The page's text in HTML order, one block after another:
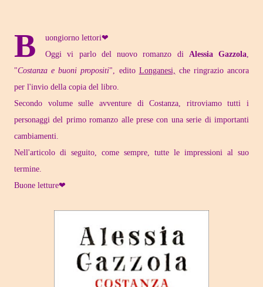
B
uongiorno lettori❤
Oggi vi parlo del nuovo romanzo di Alessia Gazzola,
"Costanza e buoni propositi", edito Longanesi, che ringrazio ancora
per l'invio della copia del libro.
Secondo volume sulle avventure di Costanza, ritroviamo tutti i
personaggi del primo romanzo alle prese con una serie di importanti
cambiamenti.
Nell'articolo di seguito, come sempre, tutte le impressioni al suo
termine.
Buone letture❤